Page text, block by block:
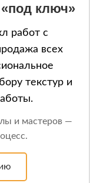
ключ»
работ с
всех
текстур и
и мастеров —